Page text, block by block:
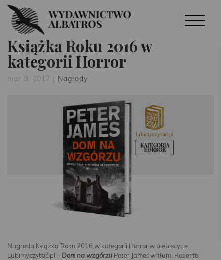
Książka Roku 2016 w
kategorii Horror
mar 9, 2017 | Nagrody
Nagroda Książka Roku 2016 w kategorii Horror w plebiscycie
Lubimyczytać.pl – Dom na wzgórzu Peter James w tłum. Roberta